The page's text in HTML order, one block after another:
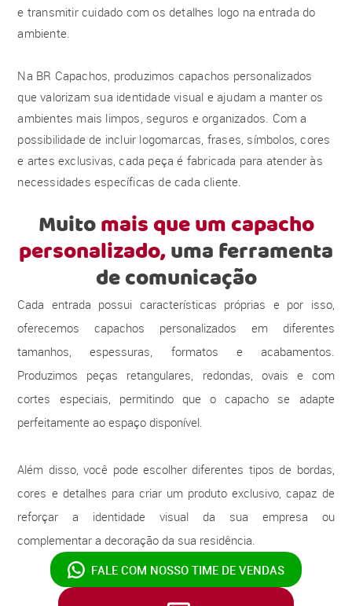
e transmitir cuidado com os detalhes logo na entrada do
ambiente.
Na BR Capachos, produzimos capachos personalizados
que valorizam sua identidade visual e ajudam a manter os
ambientes mais limpos, seguros e organizados. Com a
possibilidade de incluir logomarcas, frases, símbolos, cores
e artes exclusivas, cada peça é fabricada para atender às
necessidades específicas de cada cliente.
Muitomais que um capacho
personalizado,uma ferramenta
de comunicação
Cada entrada possui características próprias e por isso,
oferecemos capachos personalizados em diferentes
tamanhos, espessuras, formatos e acabamentos.
Produzimos peças retangulares, redondas, ovais e com
cortes especiais, permitindo que o capacho se adapte
perfeitamente ao espaço disponível.
Além disso, você pode escolher diferentes tipos de bordas,
cores e detalhes para criar um produto exclusivo, capaz de
reforçar a identidade visual da sua empresa ou
complementar a decoração da sua residência.
FALE COM NOSSO TIME DE VENDAS